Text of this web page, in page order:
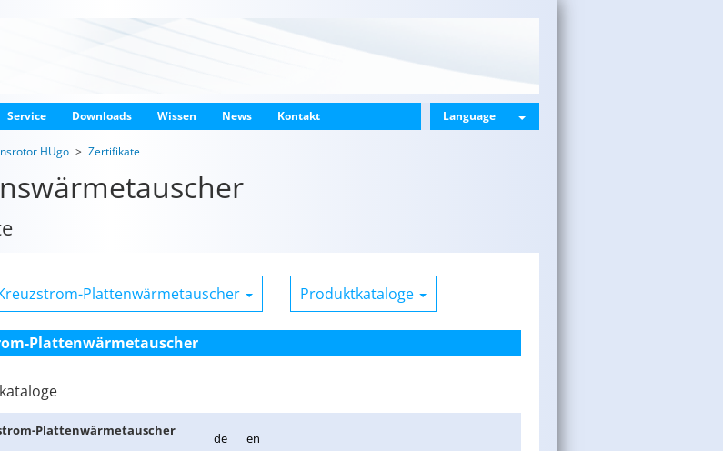
Service Downloads Wissen News Kontakt Language
HUgo Zertifikate
Plattenwärmetauscher Produktkataloge
Plattenwärmetauscher
Plat­ten­wär­me­tau­scher
de en